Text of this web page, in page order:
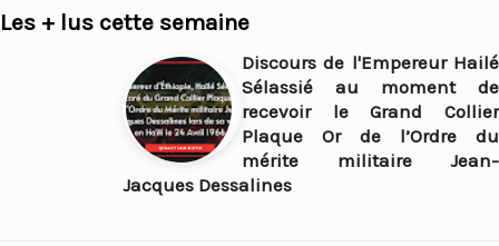
Les + lus cette semaine
Discours de l'Empereur Hailé
Sélassié au moment de
recevoir le Grand Collier
Plaque Or de l’Ordre du
mérite militaire Jean-
Jacques Dessalines